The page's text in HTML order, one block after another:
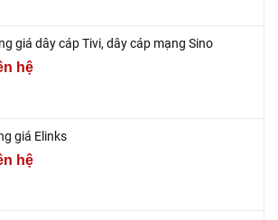
giá dây cáp Tivi, dây cáp mạng Sino
hệ
giá Elinks
hệ